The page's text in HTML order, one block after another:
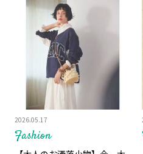
Fashion
2026.05.17